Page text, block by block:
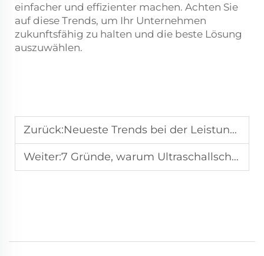
einfacher und effizienter machen. Achten Sie
auf diese Trends, um Ihr Unternehmen
zukunftsfähig zu halten und die beste Lösung
auszuwählen.
Zurück:Neueste Trends bei der Leistung von Ultraschallschneidmaschinen
Weiter:7 Gründe, warum Ultraschallschneidmaschinen eine lohnende Investition sind